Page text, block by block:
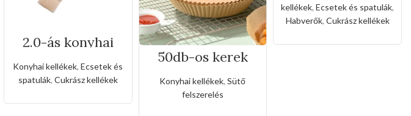
2.0-ás konyhai
ecset
Konyhai kellékek,Ecsetek és
spatulák, Cukrász kellékek
50db-os kerek
sütőpapír(Nagy
méret)
Konyhai kellékek,Sütő
felszerelés
kellékek,Ecsetek és spatulák,
Habverők, Cukrász kellékek